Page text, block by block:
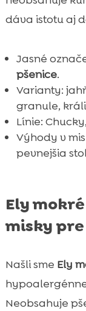
dáva istotu aj
Jasné
pšenice.
Varianty:
granule,
Línie:
Výhody v
pevnejšia
Ely
misky
Našli sme Ely
Neobsahuje